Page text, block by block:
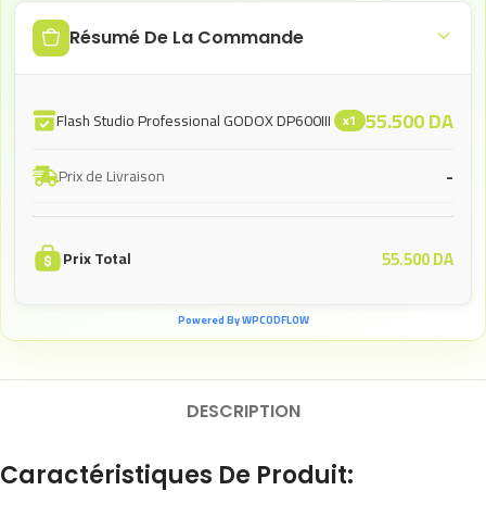
Résumé De La Commande
Flash Studio Professional GODOX DP600III x1 55.500DA
Prix de Livraison -
Prix Total 55.500DA
Powered By WPCODFLOW
DESCRIPTION
Caractéristiques De Produit: